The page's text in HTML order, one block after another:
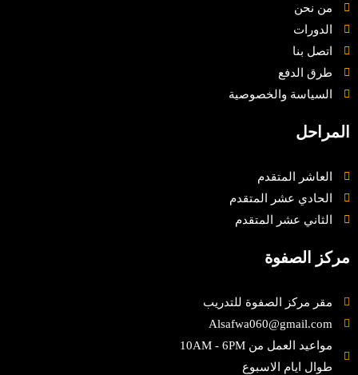
من نحن
الدورات
اتصل بنا
طرق الدفع
السياسة والخصوصية
المراحل
العاشر المتقدم
الحادي عشر المتقدم
الثاني عشر المتقدم
مركز الصفوة
مقر مركز الصفوة للتدريب
Alsafwa060@gmail.com
مواعيد العمل من 10AM - 6PM
طوال ايام الاسبوع